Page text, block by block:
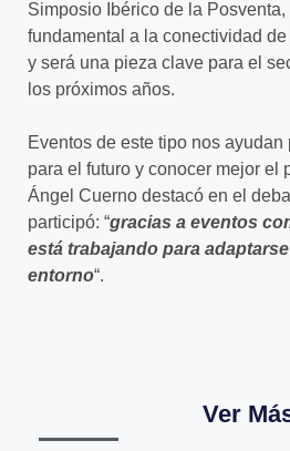
Simposio Ibérico de la
fundamental a la conectividad
y será una pieza clave para el
los próximos años.
Eventos de este tipo nos
para el futuro y conocer mejor el
Ángel Cuerno destacó en el
participó: “gracias a eventos
está trabajando para
entorno“.
Ver